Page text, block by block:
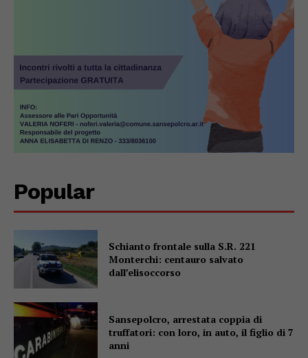
Popular
Schianto frontale sulla S.R. 221
Monterchi: centauro salvato
dall’elisoccorso
Sansepolcro, arrestata coppia di
truffatori: con loro, in auto, il figlio di 7
anni